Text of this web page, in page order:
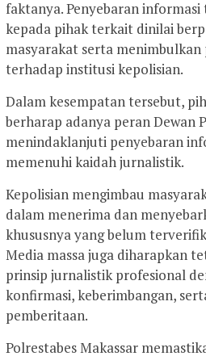
faktanya. Penyebaran
kepada pihak terkait dinilai
masyarakat serta menimbulkan
terhadap institusi kepolisian.
Dalam kesempatan tersebut,
berharap adanya peran Dewan
menindaklanjuti penyebaran
memenuhi kaidah jurnalistik.
Kepolisian mengimbau
dalam menerima dan
khususnya yang belum
Media massa juga diharapkan
prinsip jurnalistik profesional
konfirmasi, keberimbangan,
pemberitaan.
Polrestabes Makassar